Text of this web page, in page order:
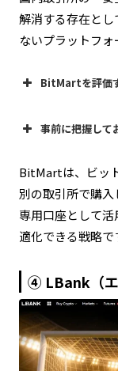
解消する存在と
ないプラットフォ
BitMartを評価
NFTカード
軽快なス
十分な流動
事前に把握して
過去のセ
日本語サ
BitMartは、ビッ
別の取引所で購
専用口座として
適化できる戦略で
④ LBank（エ